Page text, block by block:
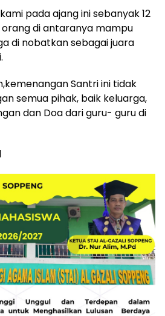
pada ajang ini sebanyak 12
di antaranya mampu
di nobatkan sebagai juara
Santri ini tidak
semua pihak, baik keluarga,
dan Doa dari guru- guru di